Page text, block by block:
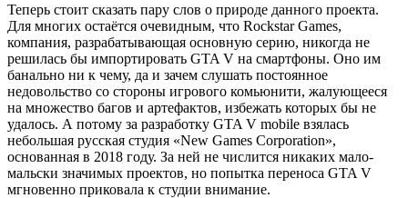
Теперь стоит сказать пару слов о природе данного проекта.
Для многих остаётся очевидным, что Rockstar Games,
компания, разрабатывающая основную серию, никогда не
решилась бы импортировать GTA V на смартфоны. Оно им
банально ни к чему, да и зачем слушать постоянное
недовольство со стороны игрового комьюнити, жалующееся
на множество багов и артефактов, избежать которых бы не
удалось. А потому за разработку GTA V mobile взялась
небольшая русская студия «New Games Corporation»,
основанная в 2018 году. За ней не числится никаких мало-
мальски значимых проектов, но попытка переноса GTA V
мгновенно приковала к студии внимание.